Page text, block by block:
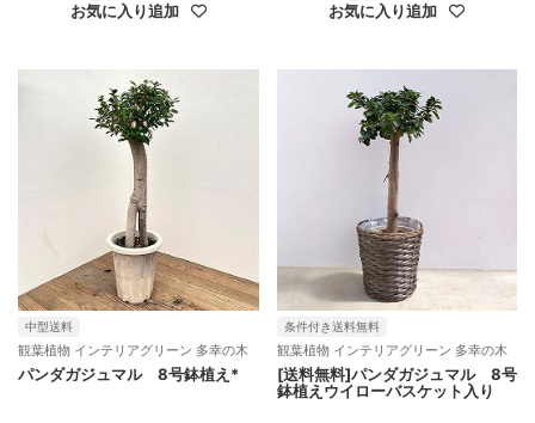
お気に入り追加 お気に入り追加
中型送料
観葉植物 インテリアグリーン 多幸の木
パンダガジュマル 8号鉢植え*
条件付き送料無料
観葉植物 インテリアグリーン 多幸の木
[送料無料]パンダガジュマル 8号
鉢植えウイローバスケット入り